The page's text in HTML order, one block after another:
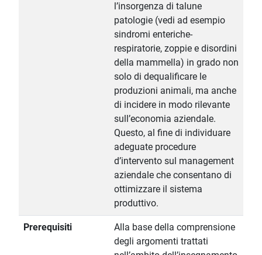
l’insorgenza di talune
patologie (vedi ad esempio
sindromi enteriche-
respiratorie, zoppie e disordini
della mammella) in grado non
solo di dequalificare le
produzioni animali, ma anche
di incidere in modo rilevante
sull’economia aziendale.
Questo, al fine di individuare
adeguate procedure
d’intervento sul management
aziendale che consentano di
ottimizzare il sistema
produttivo.
Prerequisiti
Alla base della comprensione
degli argomenti trattati